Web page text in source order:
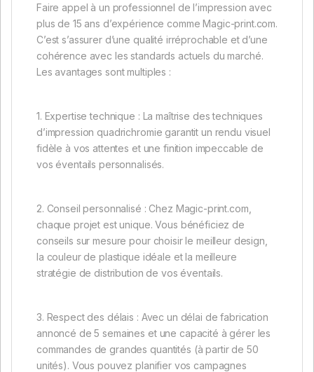
Faire appel à un professionnel de l’impression avec
plus de 15 ans d’expérience comme Magic-print.com.
C’est s’assurer d’une qualité irréprochable et d’une
cohérence avec les standards actuels du marché.
Les avantages sont multiples :
1. Expertise technique : La maîtrise des techniques
d’impression quadrichromie garantit un rendu visuel
fidèle à vos attentes et une finition impeccable de
vos éventails personnalisés.
2. Conseil personnalisé : Chez Magic-print.com,
chaque projet est unique. Vous bénéficiez de
conseils sur mesure pour choisir le meilleur design,
la couleur de plastique idéale et la meilleure
stratégie de distribution de vos éventails.
3. Respect des délais : Avec un délai de fabrication
annoncé de 5 semaines et une capacité à gérer les
commandes de grandes quantités (à partir de 50
unités). Vous pouvez planifier vos campagnes